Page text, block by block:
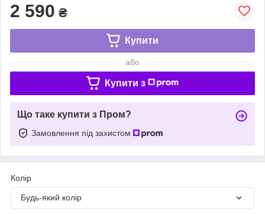
2 590 ₴
Купити
або
Купити з
Що таке купити з Пром?
Замовлення під захистом
Колір
Будь-який колір